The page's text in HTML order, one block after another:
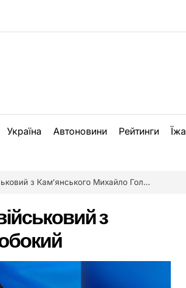
Україна Автоновини Рейтинги Їжа
з Кам’янського Михайло Голобокий
з